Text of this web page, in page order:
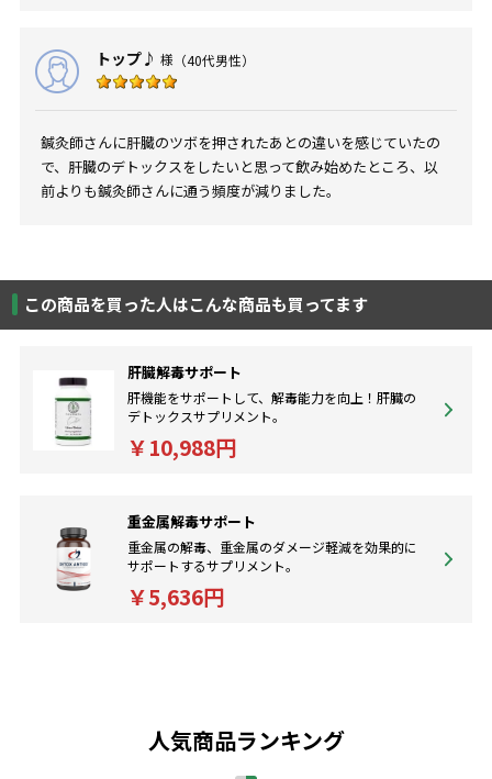
トップ♪ 様 （40代男性）
鍼灸師さんに肝臓のツボを押されたあとの違いを感じていたの
で、肝臓のデトックスをしたいと思って飲み始めたところ、以
前よりも鍼灸師さんに通う頻度が減りました。
この商品を買った人はこんな商品も買ってます
肝臓解毒サポート
肝機能をサポートして、解毒能力を向上！肝臓の
デトックスサプリメント。
￥10,988円
重金属解毒サポート
重金属の解毒、重金属のダメージ軽減を効果的に
サポートするサプリメント。
￥5,636円
人気商品ランキング